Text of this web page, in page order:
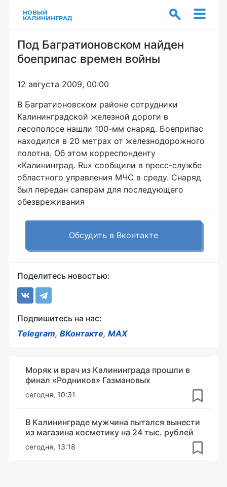
Под Багратионовском найден
боеприпас времен войны
12 августа 2009, 00:00
В Багратионовском районе сотрудники
Калининградской железной дороги в
лесополосе нашли 100-мм снаряд. Боеприпас
находился в 20 метрах от железнодорожного
полотна. Об этом корреспонденту
«Калининград. Ru» сообщили в пресс-службе
областного управления МЧС в среду. Снаряд
был передан саперам для последующего
обезвреживания
Обсудить в Вконтакте
Поделитесь новостью:
Подпишитесь на нас:
Telegram, ВКонтакте, MAX
Моряк и врач из Калининграда прошли в
финал «Родников» Газмановых
сегодня, 10:31
В Калининграде мужчина пытался вынести
из магазина косметику на 24 тыс. рублей
сегодня, 13:18